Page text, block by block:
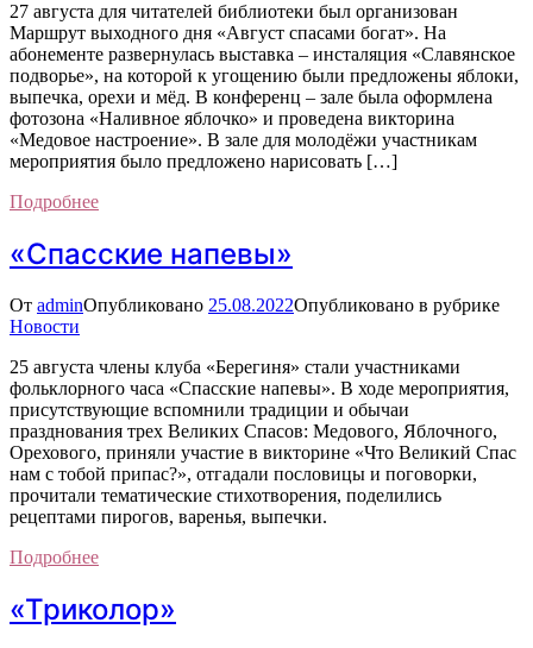
27 августа для читателей библиотеки был организован
Маршрут выходного дня «Август спасами богат». На
абонементе развернулась выставка – инсталяция «Славянское
подворье», на которой к угощению были предложены яблоки,
выпечка, орехи и мёд. В конференц – зале была оформлена
фотозона «Наливное яблочко» и проведена викторина
«Медовое настроение». В зале для молодёжи участникам
мероприятия было предложено нарисовать […]
Подробнее
«Спасские напевы»
От adminОпубликовано 25.08.2022Опубликовано в рубрике
Новости
25 августа члены клуба «Берегиня» стали участниками
фольклорного часа «Спасские напевы». В ходе мероприятия,
присутствующие вспомнили традиции и обычаи
празднования трех Великих Спасов: Медового, Яблочного,
Орехового, приняли участие в викторине «Что Великий Спас
нам с тобой припас?», отгадали пословицы и поговорки,
прочитали тематические стихотворения, поделились
рецептами пирогов, варенья, выпечки.
Подробнее
«Триколор»